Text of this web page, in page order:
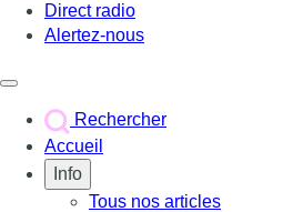
Direct radio
Alertez-nous
Rechercher
Accueil
Info
Tous nos articles